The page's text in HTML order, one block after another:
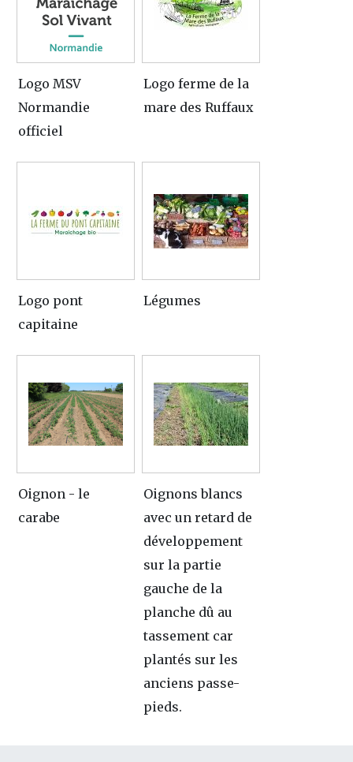
Logo MSV
Normandie
officiel
Logo ferme de la
mare des Ruffaux
Logo pont
capitaine
Légumes
Oignon - le
carabe
Oignons blancs
avec un retard de
développement
sur la partie
gauche de la
planche dû au
tassement car
plantés sur les
anciens passe-
pieds.